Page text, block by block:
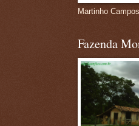
Martinho Campos
Fazenda